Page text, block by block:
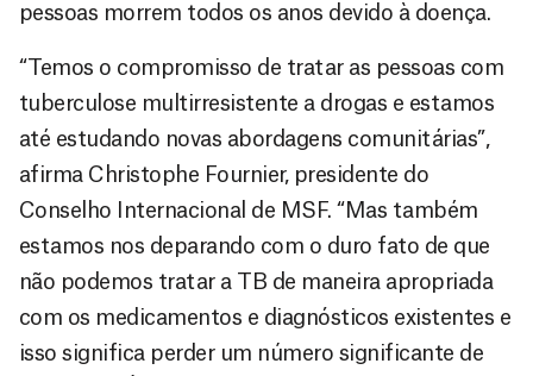
pessoas morrem todos os anos devido à doença.
“Temos o compromisso de tratar as pessoas com
tuberculose multirresistente a drogas e estamos
até estudando novas abordagens comunitárias”,
afirma Christophe Fournier, presidente do
Conselho Internacional de MSF. “Mas também
estamos nos deparando com o duro fato de que
não podemos tratar a TB de maneira apropriada
com os medicamentos e diagnósticos existentes e
isso significa perder um número significante de